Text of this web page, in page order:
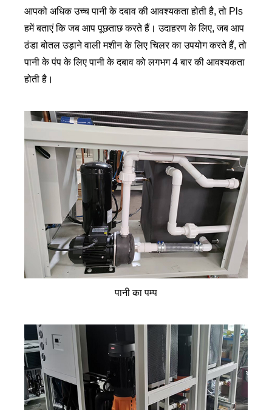
आपको अधिक उच्च पानी के दबाव की आवश्यकता होती है, तो Pls
हमें बताएं कि जब आप पूछताछ करते हैं। उदाहरण के लिए, जब आप
ठंडा बोतल उड़ाने वाली मशीन के लिए चिलर का उपयोग करते हैं, तो
पानी के पंप के लिए पानी के दबाव को लगभग 4 बार की आवश्यकता
होती है।
पानी का पम्प